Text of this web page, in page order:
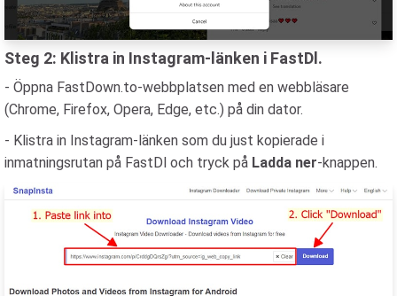
Steg 2: Klistra in Instagram-länken i FastDl.
- Öppna FastDown.to-webbplatsen med en webbläsare
(Chrome, Firefox, Opera, Edge, etc.) på din dator.
- Klistra in Instagram-länken som du just kopierade i
inmatningsrutan på FastDl och tryck på Ladda ner-knappen.